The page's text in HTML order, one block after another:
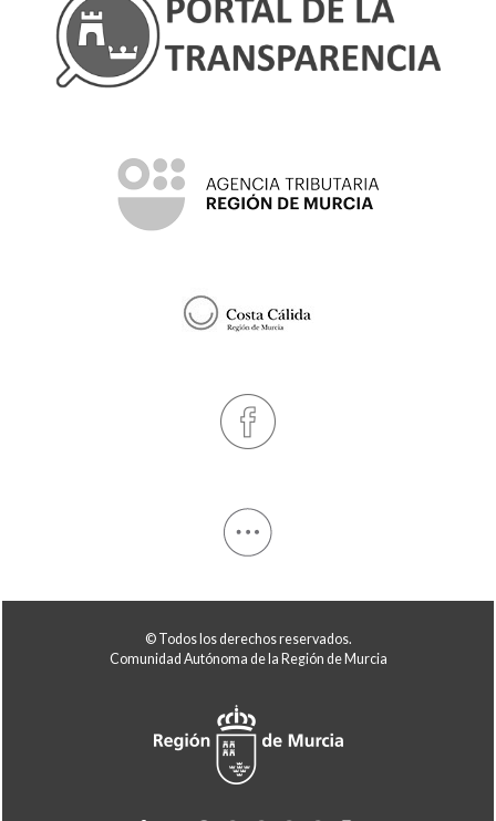
© Todos los derechos reservados.
Comunidad Autónoma de la Región de Murcia